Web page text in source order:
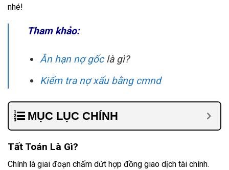
nhé!
Tham khảo:
Ân hạn nợ gốclà gì?
Kiểm tra nợ xấu bằng cmnd
MỤC LỤC CHÍNH
Tất Toán Là Gì?
Chính là giai đoạn chấm dứt hợp đồng giao dịch tài chính.